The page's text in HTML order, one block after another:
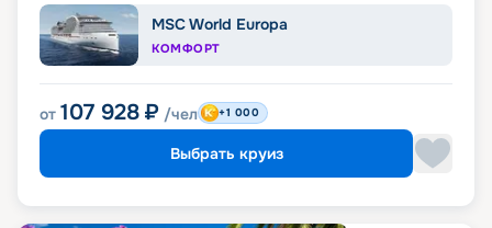
MSC World Europa
КОМФОРТ
от 107 928 ₽ /чел +1 000
Выбрать круиз